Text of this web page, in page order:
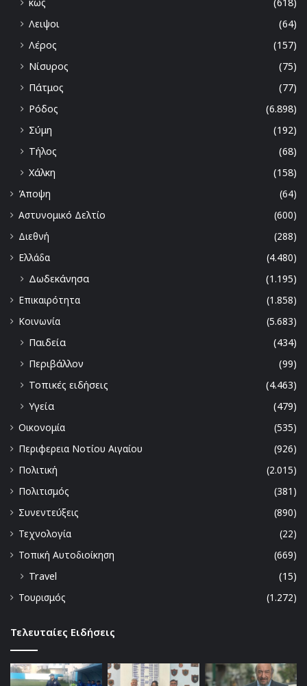
κως
(618)
Λειψοι
(64)
Λέρος
(157)
Νίσυρος
(75)
Πάτμος
(77)
Ρόδος
(6.898)
Σύμη
(192)
Τήλος
(68)
Χάλκη
(158)
Άποψη
(64)
Αστυνομικό Δελτίο
(600)
Διεθνή
(288)
Ελλάδα
(4.480)
Δωδεκάνησα
(1.195)
Επικαιρότητα
(1.858)
Κοινωνία
(5.683)
Παιδεία
(434)
Περιβάλλον
(99)
Τοπικές ειδήσεις
(4.463)
Υγεία
(479)
Οικονομία
(535)
Περιφερεια Νοτίου Αιγαίου
(926)
Πολιτική
(2.015)
Πολιτισμός
(381)
Συνεντεύξεις
(890)
Τεχνολογία
(22)
Τοπική Αυτοδιοίκηση
(669)
Travel
(15)
Τουρισμός
(1.272)
Τελευταίες Ειδήσεις